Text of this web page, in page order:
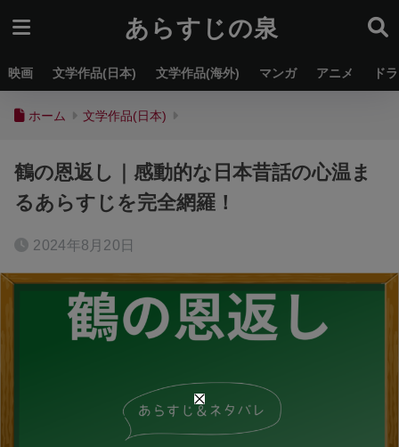
あらすじの泉
映画 文学作品(日本) 文学作品(海外) マンガ アニメ ド
ホーム 文学作品(日本)
鶴の恩返し｜感動的な日本昔話の心温ま
るあらすじを完全網羅！
2024年8月20日